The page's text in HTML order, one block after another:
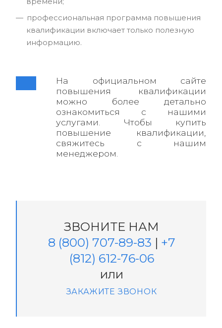
профессиональная программа повышения
квалификации включает только полезную
информацию.
На официальном сайте
повышения квалификации
можно более детально
ознакомиться с нашими
услугами. Чтобы купить
повышение квалификации,
свяжитесь с нашим
менеджером.
ЗВОНИТЕ НАМ
8 (800) 707-89-83 | +7
(812) 612-76-06
или
ЗАКАЖИТЕ ЗВОНОК